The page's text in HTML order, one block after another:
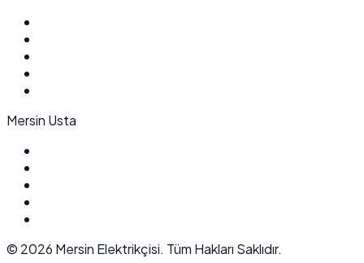
Mersin Usta
© 2026 Mersin Elektrikçisi. Tüm Hakları Saklıdır.